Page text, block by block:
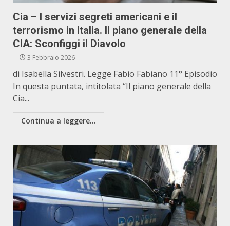
Cia – I servizi segreti americani e il
terrorismo in Italia. Il piano generale della
CIA: Sconfiggi il Diavolo
3 Febbraio 2026
di Isabella Silvestri. Legge Fabio Fabiano 11° Episodio
In questa puntata, intitolata “Il piano generale della
Cia...
Continua a leggere...